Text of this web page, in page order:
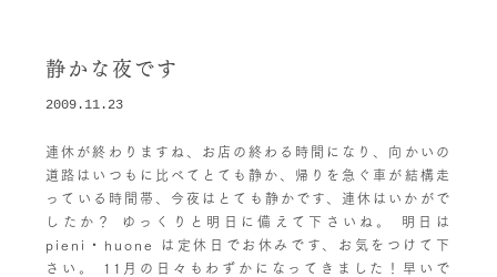
静かな夜です
2009.11.23
連休が終わりますね、お店の終わる時間になり、向かいの
道路はいつもに比べてとても静か、帰りを急ぐ車が結構走
っている時間帯、今夜はとても静かです、連休はいかがで
したか？ ゆっくりと明日に備えて下さいね。 明日は
pieni・huone は定休日でお休みです、お気をつけて下
さい。 11月の日々もわずかになってきました！早いで